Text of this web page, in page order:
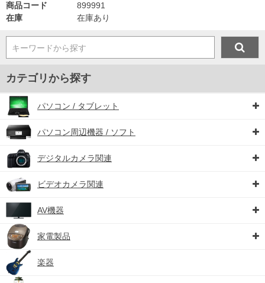
商品コード
899991
在庫
在庫あり
キーワードから探す
カテゴリから探す
パソコン / タブレット
パソコン周辺機器 / ソフト
デジタルカメラ関連
ビデオカメラ関連
AV機器
家電製品
楽器